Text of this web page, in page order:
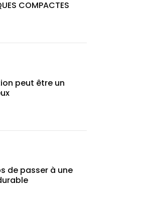
COMPACTES
peut être un
de passer à une